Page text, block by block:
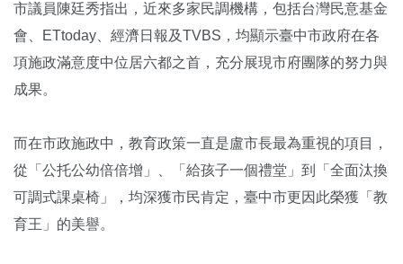
市議員陳廷秀指出，近來多家民調機構，包括台灣民意基金
會、ETtoday、經濟日報及TVBS，均顯示臺中市政府在各
項施政滿意度中位居六都之首，充分展現市府團隊的努力與
成果。
而在市政施政中，教育政策一直是盧市長最為重視的項目，
從「公托公幼倍倍增」、「給孩子一個禮堂」到「全面汰換
可調式課桌椅」，均深獲市民肯定，臺中市更因此榮獲「教
育王」的美譽。